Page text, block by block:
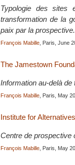
Typologie des
transformation de la
paix par la prospective.
François Mabille , Paris, June
The Jamestown
Information au-delà de
François Mabille , Paris, May
Institute for
Centre de prospective
François Mabille , Paris, May